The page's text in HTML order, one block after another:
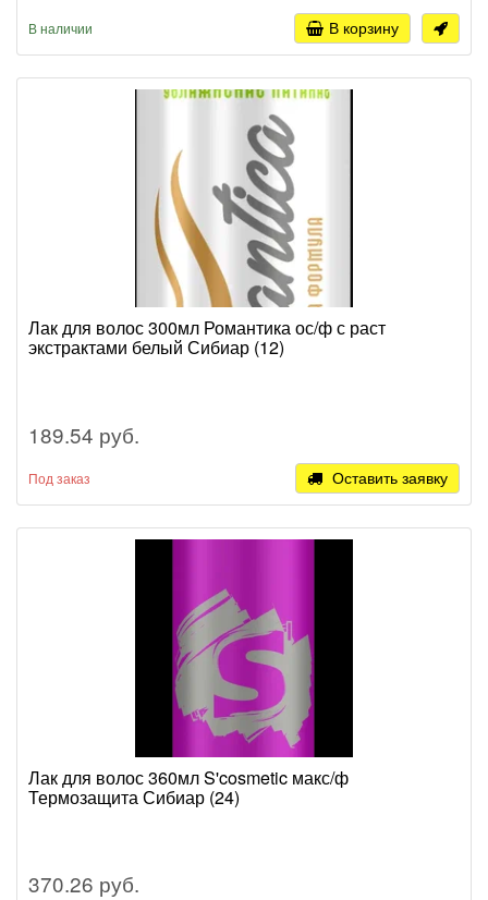
В наличии В корзину
Лак для волос 300мл Романтика ос/ф с раст
экстрактами белый Сибиар (12)
189.54 руб.
Под заказ Оставить заявку
Лак для волос 360мл S'cosmetic макс/ф
Термозащита Сибиар (24)
370.26 руб.